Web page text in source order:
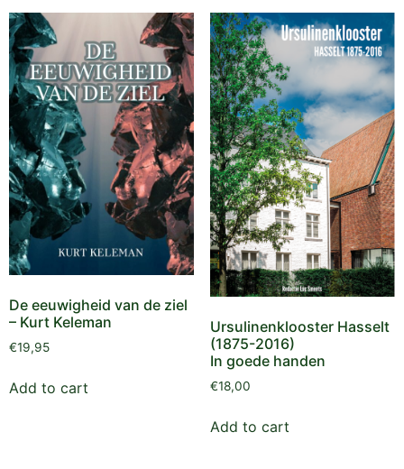
De eeuwigheid van de ziel
– Kurt Keleman
€19,95
Add to cart
Ursulinenklooster Hasselt
(1875-2016)
In goede handen
€18,00
Add to cart